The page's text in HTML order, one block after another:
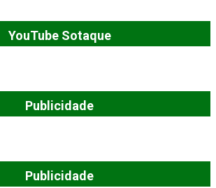
YouTube Sotaque
Publicidade
Publicidade